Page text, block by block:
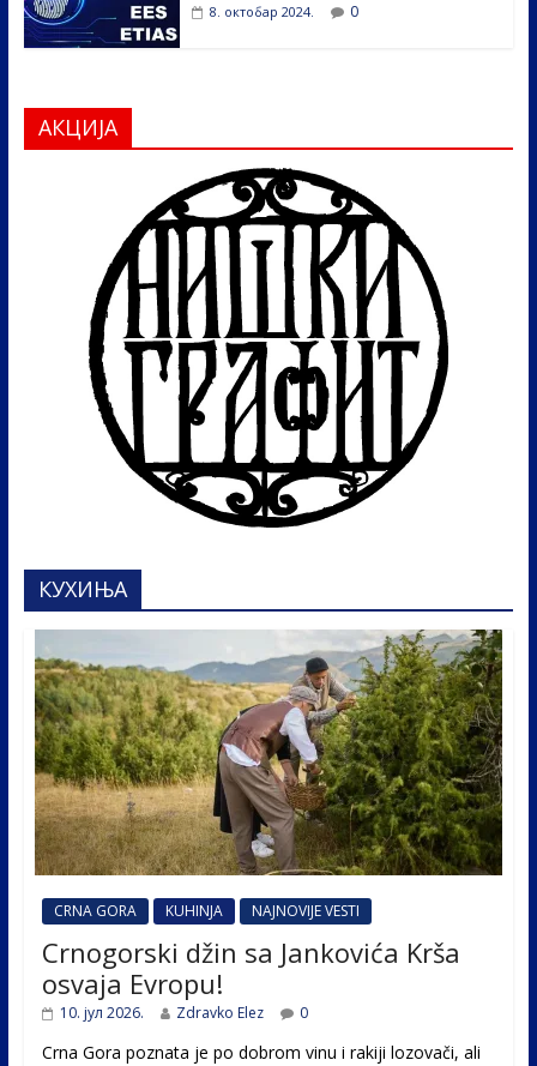
8. октобар 2024. 0
АКЦИЈА
КУХИЊА
CRNA GORA KUHINJA NAJNOVIJE VESTI
Crnogorski džin sa Jankovića Krša
osvaja Evropu!
10. јул 2026. Zdravko Elez 0
Crna Gora poznata je po dobrom vinu i rakiji lozovači, ali